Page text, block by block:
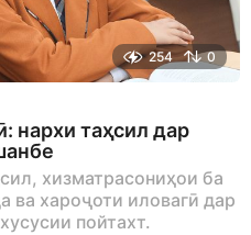
254 0
нархи таҳсил дар
хизматрасониҳои ба
ва хароҷоти иловагӣ дар
пойтахт.